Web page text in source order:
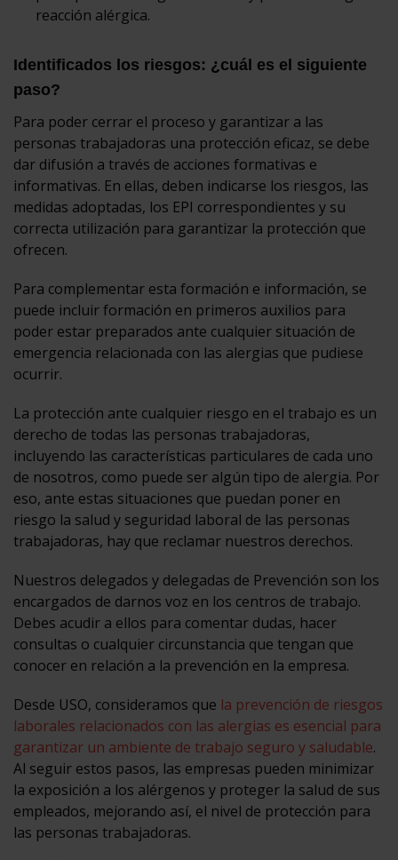
reacción alérgica.
Identificados los riesgos: ¿cuál es el siguiente
paso?
Para poder cerrar el proceso y garantizar a las
personas trabajadoras una protección eficaz, se debe
dar difusión a través de acciones formativas e
informativas. En ellas, deben indicarse los riesgos, las
medidas adoptadas, los EPI correspondientes y su
correcta utilización para garantizar la protección que
ofrecen.
Para complementar esta formación e información, se
puede incluir formación en primeros auxilios para
poder estar preparados ante cualquier situación de
emergencia relacionada con las alergias que pudiese
ocurrir.
La protección ante cualquier riesgo en el trabajo es un
derecho de todas las personas trabajadoras,
incluyendo las características particulares de cada uno
de nosotros, como puede ser algún tipo de alergia. Por
eso, ante estas situaciones que puedan poner en
riesgo la salud y seguridad laboral de las personas
trabajadoras, hay que reclamar nuestros derechos.
Nuestros delegados y delegadas de Prevención son los
encargados de darnos voz en los centros de trabajo.
Debes acudir a ellos para comentar dudas, hacer
consultas o cualquier circunstancia que tengan que
conocer en relación a la prevención en la empresa.
Desde USO, consideramos que la prevención de riesgos
laborales relacionados con las alergias es esencial para
garantizar un ambiente de trabajo seguro y saludable.
Al seguir estos pasos, las empresas pueden minimizar
la exposición a los alérgenos y proteger la salud de sus
empleados, mejorando así, el nivel de protección para
las personas trabajadoras.